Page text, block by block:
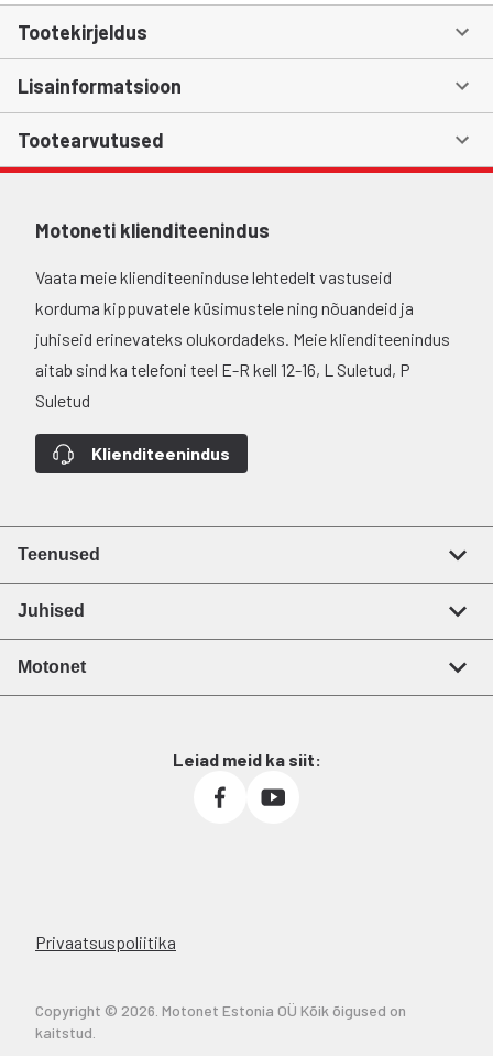
Tootekirjeldus
Lisainformatsioon
Tootearvutused
Motoneti klienditeenindus
Vaata meie klienditeeninduse lehtedelt vastuseid
korduma kippuvatele küsimustele ning nõuandeid ja
juhiseid erinevateks olukordadeks. Meie klienditeenindus
aitab sind ka telefoni teel E-R kell 12-16, L Suletud, P
Suletud
Klienditeenindus
Teenused
Juhised
Motonet
Leiad meid ka siit:
Privaatsuspoliitika
Copyright © 2026. Motonet Estonia OÜ Kõik õigused on
kaitstud.